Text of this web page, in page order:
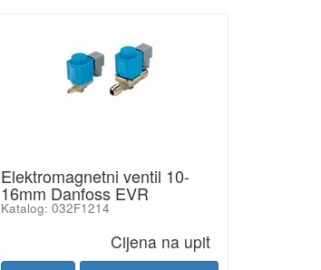
Elektromagnetni ventil 10-
16mm Danfoss EVR
Katalog: 032F1214
Cijena na upit